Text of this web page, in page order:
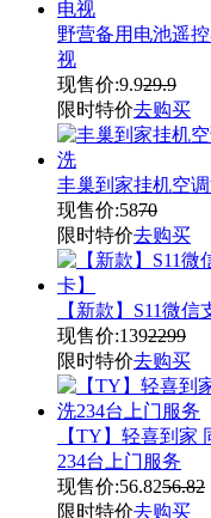
野营备用电池遥
视
现售价:9.929.9
限时特价去购买
丰巢到家挂机空
现售价:5870
限时特价去购买
【新款】S11微
现售价:1392299
限时特价去购买
【TY】轻喜到家
234台上门服务
现售价:56.8256.82
限时特价去购买